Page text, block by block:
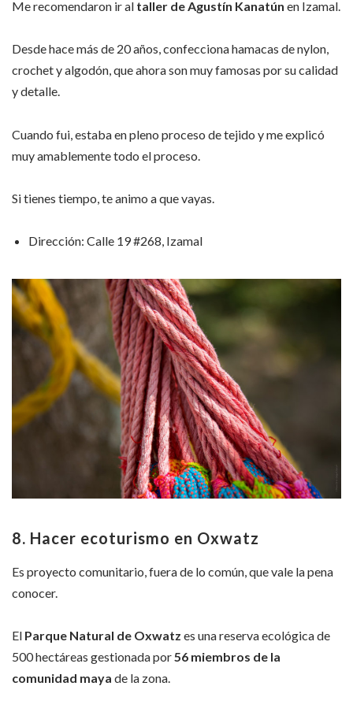
Me recomendaron ir al taller de Agustín Kanatún en Izamal.
Desde hace más de 20 años, confecciona hamacas de nylon,
crochet y algodón, que ahora son muy famosas por su calidad
y detalle.
Cuando fui, estaba en pleno proceso de tejido y me explicó
muy amablemente todo el proceso.
Si tienes tiempo, te animo a que vayas.
Dirección: Calle 19 #268, Izamal
8. Hacer ecoturismo en Oxwatz
Es proyecto comunitario, fuera de lo común, que vale la pena
conocer.
El Parque Natural de Oxwatz es una reserva ecológica de
500 hectáreas gestionada por56 miembros de la
comunidad maya de la zona.